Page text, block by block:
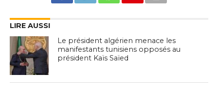
LIRE AUSSI
Le président algérien menace les
manifestants tunisiens opposés au
président Kaïs Saïed